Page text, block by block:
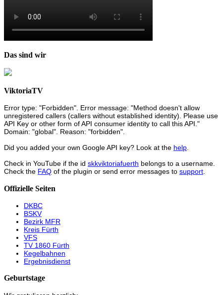
Das sind wir
ViktoriaTV
Error type: "Forbidden". Error message: "Method doesn't allow
unregistered callers (callers without established identity). Please use
API Key or other form of API consumer identity to call this API."
Domain: "global". Reason: "forbidden".
Did you added your own Google API key? Look at the help.
Check in YouTube if the id skkviktoriafuerth belongs to a username.
Check the FAQ of the plugin or send error messages to support.
Offizielle Seiten
DKBC
BSKV
Bezirk MFR
Kreis Fürth
VFS
TV 1860 Fürth
Kegelbahnen
Ergebnisdienst
Geburtstage